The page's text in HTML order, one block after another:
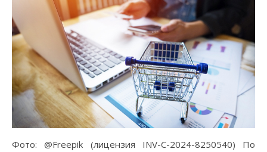
Фото: @Freepik (лицензия INV-C-2024-8250540) По